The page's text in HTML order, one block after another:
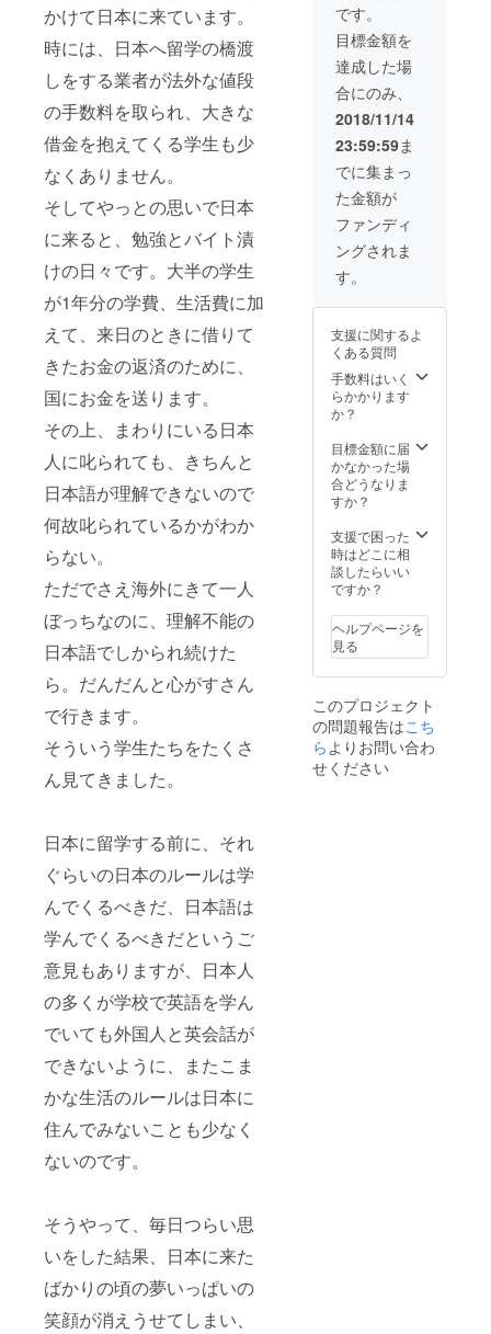
かけて日本に来ています。
時には、日本へ留学の橋渡
しをする業者が法外な値段
の手数料を取られ、大きな
借金を抱えてくる学生も少
なくありません。
そしてやっとの思いで日本
に来ると、勉強とバイト漬
けの日々です。大半の学生
が1年分の学費、生活費に加
えて、来日のときに借りて
きたお金の返済のために、
国にお金を送ります。
その上、まわりにいる日本
人に叱られても、きちんと
日本語が理解できないので
何故叱られているかがわか
らない。
ただでさえ海外にきて一人
ぼっちなのに、理解不能の
日本語でしかられ続けた
ら。だんだんと心がすさん
で行きます。
そういう学生たちをたくさ
ん見てきました。
日本に留学する前に、それ
ぐらいの日本のルールは学
んでくるべきだ、日本語は
学んでくるべきだというご
意見もありますが、日本人
の多くが学校で英語を学ん
でいても外国人と英会話が
できないように、またこま
かな生活のルールは日本に
住んでみないことも少なく
ないのです。
そうやって、毎日つらい思
いをした結果、日本に来た
ばかりの頃の夢いっぱいの
笑顔が消えうせてしまい、
です。
目標金額を
達成した場
合にのみ、
2018/11/14
23:59:59ま
でに集まっ
た金額が
ファンディ
ングされま
す。
支援に関するよ
くある質問
手数料はいく
らかかります
か？
目標金額に届
かなかった場
合どうなりま
すか？
支援で困った
時はどこに相
談したらいい
ですか？
ヘルプページを
見る
このプロジェクト
の問題報告はこち
らよりお問い合わ
せください